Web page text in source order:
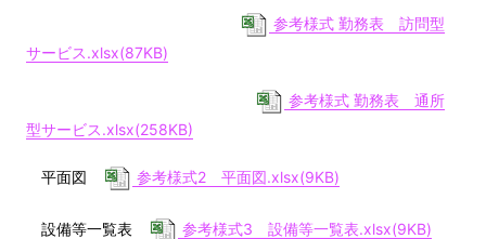
参考様式 勤務表 訪問型
サービス.xlsx(87KB)
参考様式 勤務表 通所
型サービス.xlsx(258KB)
平面図 参考様式2 平面図.xlsx(9KB)
設備等一覧表 参考様式3 設備等一覧表.xlsx(9KB)